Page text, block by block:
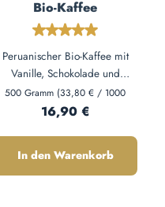
Bio-Kaffee
Durchschnittliche
Peruanischer Bio-Kaffee mit
Vanille, Schokolade und
Fruchtnoten. 100% Arabica von
Kleinbauern aus den Anden.
Vollautomaten.
500 Gramm (33,80 € / 1000
Gramm)
Regulärer Preis:
16,90 €
In den Warenkorb